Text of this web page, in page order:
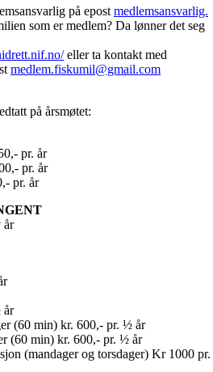
på epost medlemsansvarlig.
som er medlem? Da lønner det seg
eller ta kontakt med
medlem.fiskumil@gmail.com
på årsmøtet:
pr. år
pr. år
pr. år
år
år
(60 min) kr. 600,- pr. ½ år
(60 min) kr. 600,- pr. ½ år
(mandager og torsdager) Kr 1000 pr.